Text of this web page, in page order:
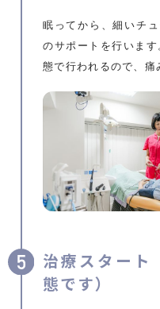
眠ってから、細いチ
のサポートを行いま
態で行われるので、痛
治療スタート
態です）